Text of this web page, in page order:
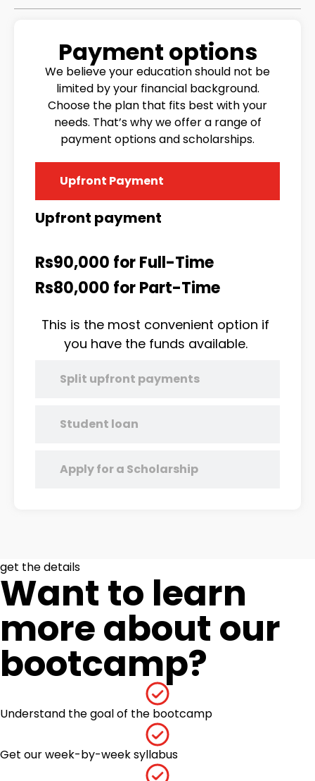
Payment options
We believe your education should not be
limited by your financial background.
Choose the plan that fits best with your
needs. That’s why we offer a range of
payment options and scholarships.
Upfront Payment
Split upfront payments
Student loan
Apply for a Scholarship
Upfront payment
Rs90,000 for Full-Time
Rs80,000 for Part-Time
This is the most convenient option if
you have the funds available.
get the details
Want to learn
more about our
bootcamp?
Understand the goal of the bootcamp
Get our week-by-week syllabus